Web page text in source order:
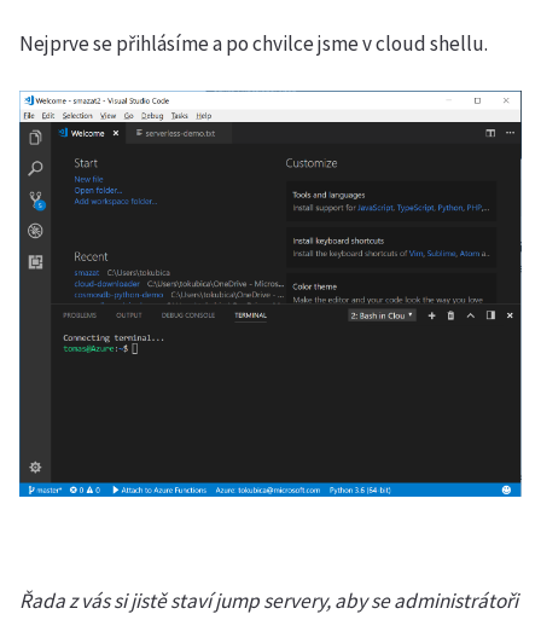
Nejprve se přihlásíme a po chvilce jsme v cloud shellu.
Řada z vás si jistě staví jump servery, aby se administrátoři